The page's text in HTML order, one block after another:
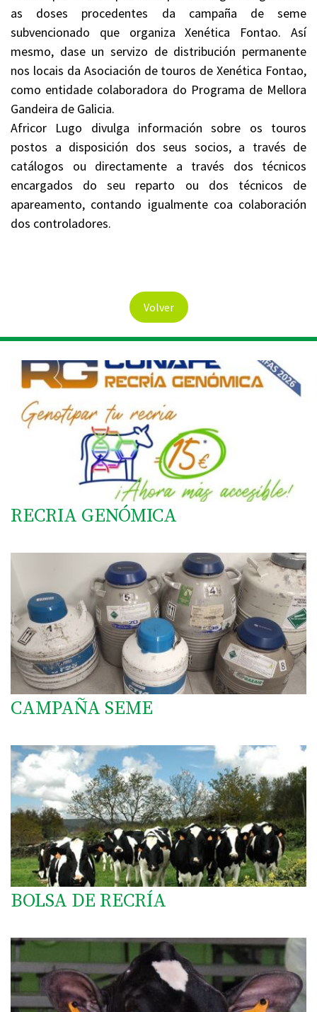
as doses procedentes da campaña de seme
subvencionado que organiza Xenética Fontao. Así
mesmo, dase un servizo de distribución permanente
nos locais da Asociación de touros de Xenética Fontao,
como entidade colaboradora do Programa de Mellora
Gandeira de Galicia.
Africor Lugo divulga información sobre os touros
postos a disposición dos seus socios, a través de
catálogos ou directamente a través dos técnicos
encargados do seu reparto ou dos técnicos de
apareamento, contando igualmente coa colaboración
dos controladores.
Volver
RECRIA GENÓMICA
CAMPAÑA SEME
BOLSA DE RECRÍA